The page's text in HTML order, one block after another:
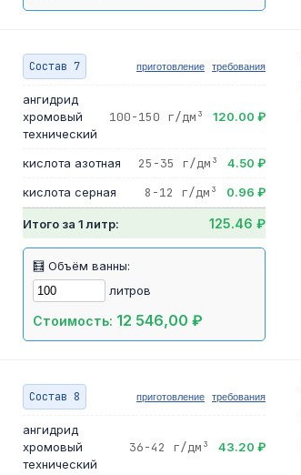
Состав 7 приготовление требования
ангидрид
хромовый
технический
100-150 г/дм³ 120.00 ₽
кислота азотная 25-35 г/дм³
4.50 ₽
кислота серная
8-12 г/дм³ 0.96 ₽
Итого за 1 литр: 125.46 ₽
🧮 Объём ванны:
литров
Стоимость: 12 546,00 ₽
Состав 8 приготовление требования
ангидрид
хромовый
технический
36-42 г/дм³ 43.20 ₽